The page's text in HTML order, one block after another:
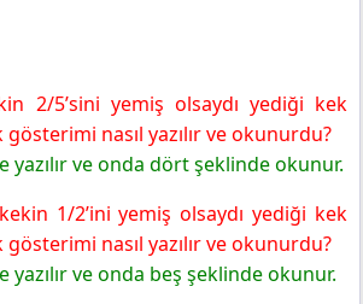
2/5’sini yemiş olsaydı yediği kek
gösterimi nasıl yazılır ve okunurdu?
yazılır ve onda dört şeklinde okunur.
1/2’ini yemiş olsaydı yediği kek
gösterimi nasıl yazılır ve okunurdu?
yazılır ve onda beş şeklinde okunur.